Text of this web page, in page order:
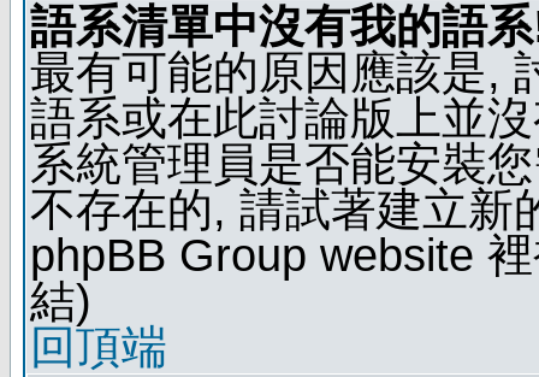
語系清單中沒有我的語
最有可能的原因應該是,
語系或在此討論版上並
系統管理員是否能安裝
不存在的, 請試著建立新
phpBB Group website
結)
回頂端